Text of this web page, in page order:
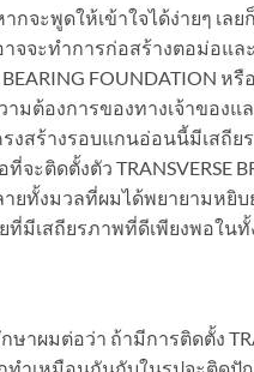
กจะพูดให้เข้าใจได้ง่ายๆ เ
จจะทำการก่อสร้างตอม่อแ
FOUNDATION ห
ต้องการของทางเจ้าของแ
ครงสร้างรอบแกนอ่อนนี้มีเ
จะติดตั้งตัว
ยทั้งมวลที่ผมได้พยายามหยิ
ที่มีเสถียรภาพที่ดีเพียงพอในทั้
าผมต่อว่า ถ้ามีการติดตั้ง